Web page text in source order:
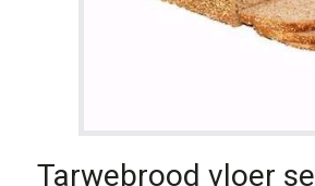
Tarwebrood vloer